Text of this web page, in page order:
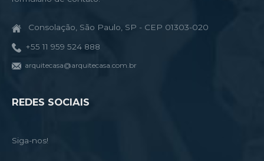
Consolação, São Paulo, SP - CEP 01303-020
+55 11 959 524 888
arquitecasa@arquitecasa.com.br
REDES SOCIAIS
Siga-nos!